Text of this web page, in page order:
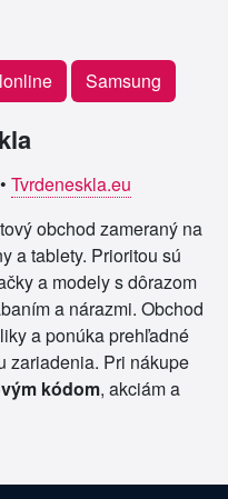
Samsung
• Tvrdeneskla.eu
obchod zameraný na
a tablety. Prioritou sú
a modely s dôrazom
a nárazmi. Obchod
a ponúka prehľadné
zariadenia. Pri nákupe
kódom, akciám a